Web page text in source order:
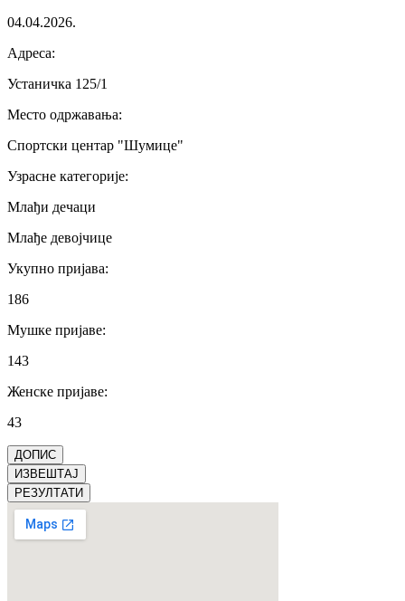
04.04.2026.
Адреса:
Устаничка 125/1
Место одржавања:
Спортски центар "Шумице"
Узрасне категорије:
Млађи дечаци
Млађе девојчице
Укупно пријава:
186
Мушке пријаве:
143
Женске пријаве:
43
ДОПИС
ИЗВЕШТАЈ
РЕЗУЛТАТИ